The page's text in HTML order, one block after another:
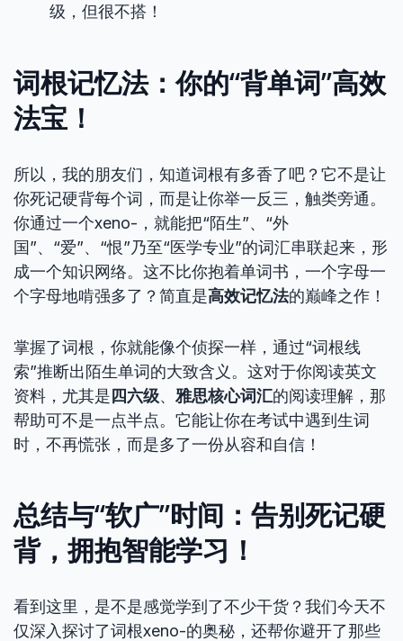
级，但很不搭！
词根记忆法：你的“背单词”高效
法宝！
所以，我的朋友们，知道词根有多香了吧？它不是让
你死记硬背每个词，而是让你举一反三，触类旁通。
你通过一个xeno-，就能把“陌生”、“外
国”、“爱”、“恨”乃至“医学专业”的词汇串联起来，形
成一个知识网络。这不比你抱着单词书，一个字母一
个字母地啃强多了？简直是高效记忆法的巅峰之作！
掌握了词根，你就能像个侦探一样，通过“词根线
索”推断出陌生单词的大致含义。这对于你阅读英文
资料，尤其是 四六级、 雅思核心词汇的阅读理解，那
帮助可不是一点半点。它能让你在考试中遇到生词
时，不再慌张，而是多了一份从容和自信！
总结与“软广”时间：告别死记硬
背，拥抱智能学习！
看到这里，是不是感觉学到了不少干货？我们今天不
仅深入探讨了词根xeno-的奥秘，还帮你避开了那些